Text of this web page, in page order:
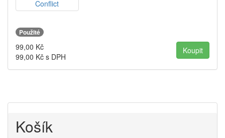
Použité
99,00 Kč
99,00 Kč s DPH
Košík